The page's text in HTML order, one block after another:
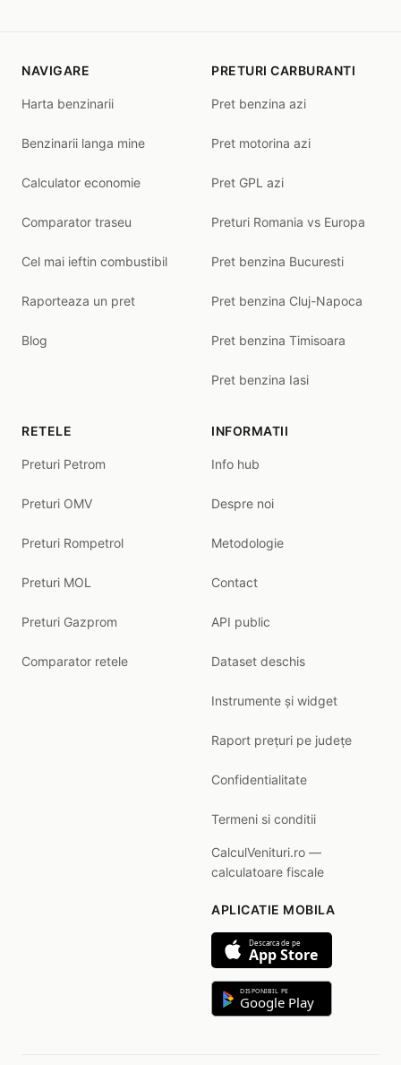
NAVIGARE
Harta benzinarii
Benzinarii langa mine
Calculator economie
Comparator traseu
Cel mai ieftin combustibil
Raporteaza un pret
Blog
PRETURI CARBURANTI
Pret benzina azi
Pret motorina azi
Pret GPL azi
Preturi Romania vs Europa
Pret benzina Bucuresti
Pret benzina Cluj-Napoca
Pret benzina Timisoara
Pret benzina Iasi
RETELE
Preturi Petrom
Preturi OMV
Preturi Rompetrol
Preturi MOL
Preturi Gazprom
Comparator retele
INFORMATII
Info hub
Despre noi
Metodologie
Contact
API public
Dataset deschis
Instrumente și widget
Raport prețuri pe județe
Confidentialitate
Termeni si conditii
CalculVenituri.ro —
calculatoare fiscale
APLICATIE MOBILA
Descarca de pe
App Store
DISPONIBIL PE
Google Play